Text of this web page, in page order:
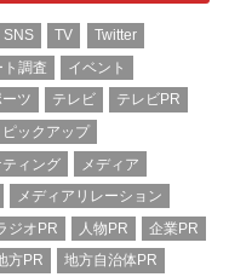
SNS TV
Twitter
ト調査
イベント
ツ テレビ
テレビPR
ピックアップ
ィング
メディア
メディアリレーション
ジオPR 人物PR
企業PR
方PR
地方自治体PR